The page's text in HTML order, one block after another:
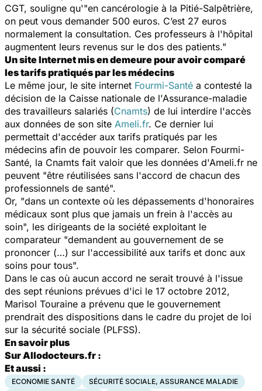
CGT, souligne qu'"en cancérologie à la Pitié-Salpêtrière,
on peut vous demander 500 euros. C’est 27 euros
normalement la consultation. Ces professeurs à l'hôpital
augmentent leurs revenus sur le dos des patients."
Un site Internet mis en demeure pour avoir comparé
les tarifs pratiqués par les médecins
Le même jour, le site internet Fourmi-Santé a contesté la
décision de la Caisse nationale de l'Assurance-maladie
des travailleurs salariés (Cnamts) de lui interdire l'accès
aux données de son site Ameli.fr. Ce dernier lui
permettait d'accéder aux tarifs pratiqués par les
médecins afin de pouvoir les comparer. Selon Fourmi-
Santé, la Cnamts fait valoir que les données d'Ameli.fr ne
peuvent "être réutilisées sans l'accord de chacun des
professionnels de santé".
Or, "dans un contexte où les dépassements d'honoraires
médicaux sont plus que jamais un frein à l'accès au
soin", les dirigeants de la société exploitant le
comparateur "demandent au gouvernement de se
prononcer (…) sur l'accessibilité aux tarifs et donc aux
soins pour tous".
Dans le cas où aucun accord ne serait trouvé à l'issue
des sept réunions prévues d'ici le 17 octobre 2012,
Marisol Touraine a prévenu que le gouvernement
prendrait des dispositions dans le cadre du projet de loi
sur la sécurité sociale (PLFSS).
En savoir plus
Sur Allodocteurs.fr :
Et aussi :
ECONOMIE SANTÉ
SÉCURITÉ SOCIALE, ASSURANCE MALADIE